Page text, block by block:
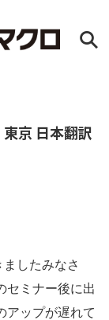
京 日本翻訳
したみなさ
セミナー後に出
アップが遅れて